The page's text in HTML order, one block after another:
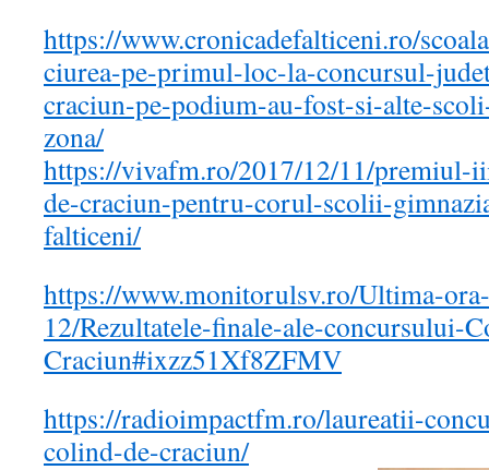
https://www.cronicadefalticeni.ro/
ciurea-pe-primul-loc-la-concursul-
craciun-pe-podium-au-fost-si-alte-
zona/
https://vivafm.ro/2017/12/11/premiul-
de-craciun-pentru-corul-scolii-
falticeni/
https://www.monitorulsv.ro/Ultima-
12/Rezultatele-finale-ale-concursului-
Craciun#ixzz51Xf8ZFMV
https://radioimpactfm.ro/laureatii-
colind-de-craciun/